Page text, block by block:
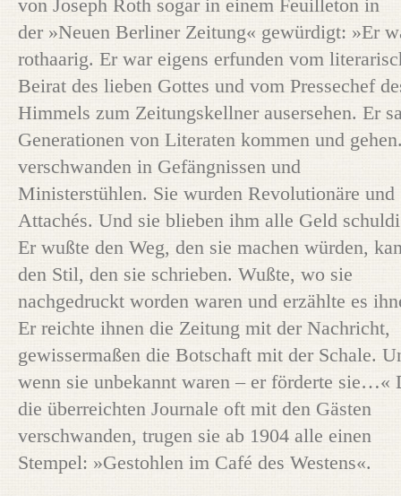
von Joseph Roth sogar in einem Feuilleton in
der »Neuen Berliner Zeitung« gewürdigt: »Er
rothaarig. Er war eigens erfunden vom
Beirat des lieben Gottes und vom Pressechef
Himmels zum Zeitungskellner ausersehen. Er
Generationen von Literaten kommen und
verschwanden in Gefängnissen und
Ministerstühlen. Sie wurden Revolutionäre und
Attachés. Und sie blieben ihm alle Geld
Er wußte den Weg, den sie machen würden,
den Stil, den sie schrieben. Wußte, wo sie
nachgedruckt worden waren und erzählte es
Er reichte ihnen die Zeitung mit der Nachricht,
gewissermaßen die Botschaft mit der Schale.
wenn sie unbekannt waren – er förderte sie…«
die überreichten Journale oft mit den Gästen
verschwanden, trugen sie ab 1904 alle einen
Stempel: »Gestohlen im Café des Westens«.